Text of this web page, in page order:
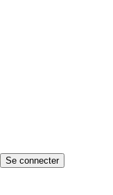
Se connecter